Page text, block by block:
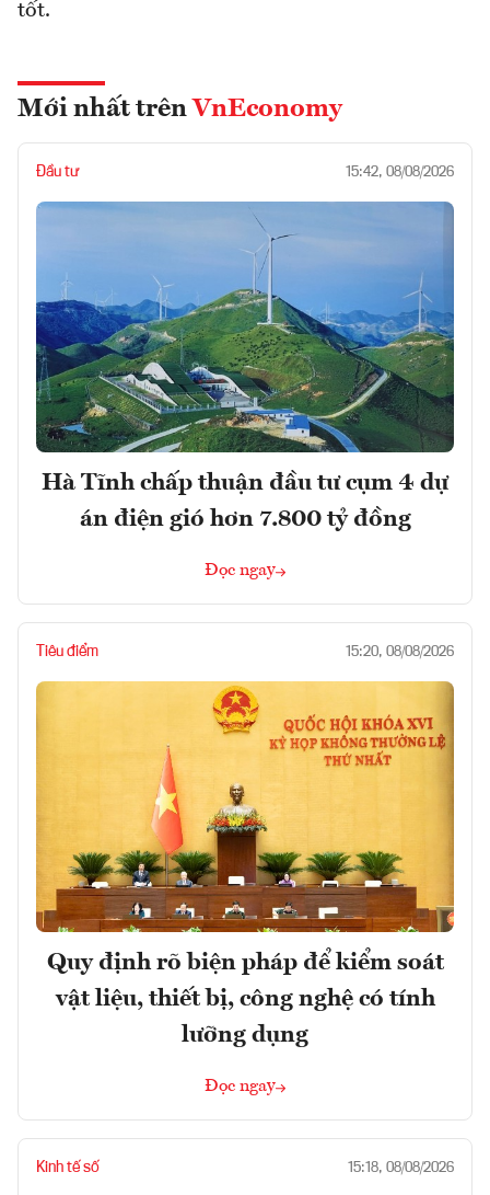
tốt.
Mới nhất trên VnEconomy
Đầu tư 15:42, 08/08/2026
Hà Tĩnh chấp thuận đầu tư cụm 4 dự
án điện gió hơn 7.800 tỷ đồng
Đọc ngay
Tiêu điểm 15:20, 08/08/2026
Quy định rõ biện pháp để kiểm soát
vật liệu, thiết bị, công nghệ có tính
lưỡng dụng
Đọc ngay
Kinh tế số 15:18, 08/08/2026